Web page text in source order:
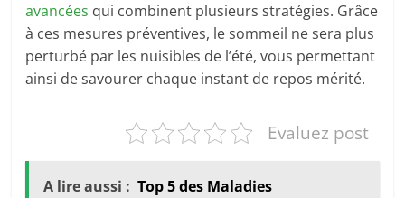
avancées qui combinent plusieurs stratégies. Grâce
à ces mesures préventives, le sommeil ne sera plus
perturbé par les nuisibles de l’été, vous permettant
ainsi de savourer chaque instant de repos mérité.
Evaluez post
A lire aussi : Top 5 des Maladies